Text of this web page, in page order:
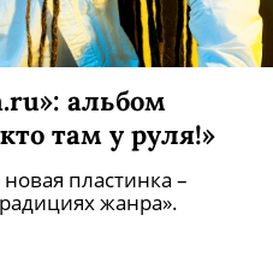
альбом
там у руля!»
пластинка –
жанра».